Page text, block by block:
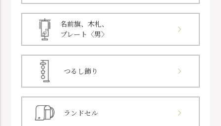
名前旗、木札、
プレート〈男〉
つるし飾り
ランドセル